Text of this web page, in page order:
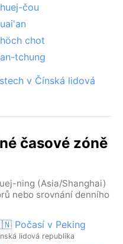
čou
chot
tchung
v Čínská lidová
časové zóně
ning (Asia/Shanghai)
nebo srovnání denního
Počasí v Peking
lidová republika